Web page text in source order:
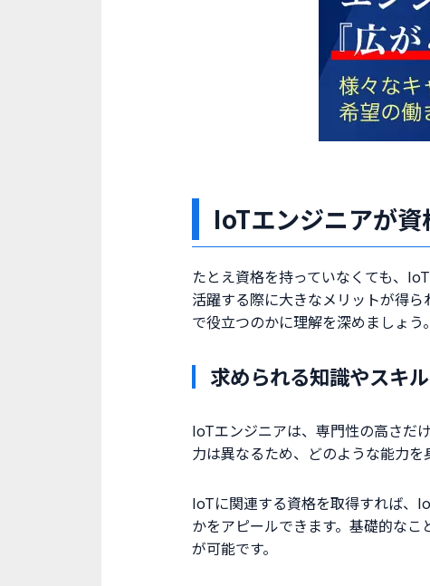
IoTエンジニアが
たとえ資格を持っていなくても、
活躍する際に大きなメリットが得
で役立つのかに理解を深めましょう。
求められる知識やスキ
IoTエンジニアは、専門性の高さだ
力は異なるため、どのような能力を
IoTに関連する資格を取得すれば、
かをアピールできます。基礎的な
が可能です。